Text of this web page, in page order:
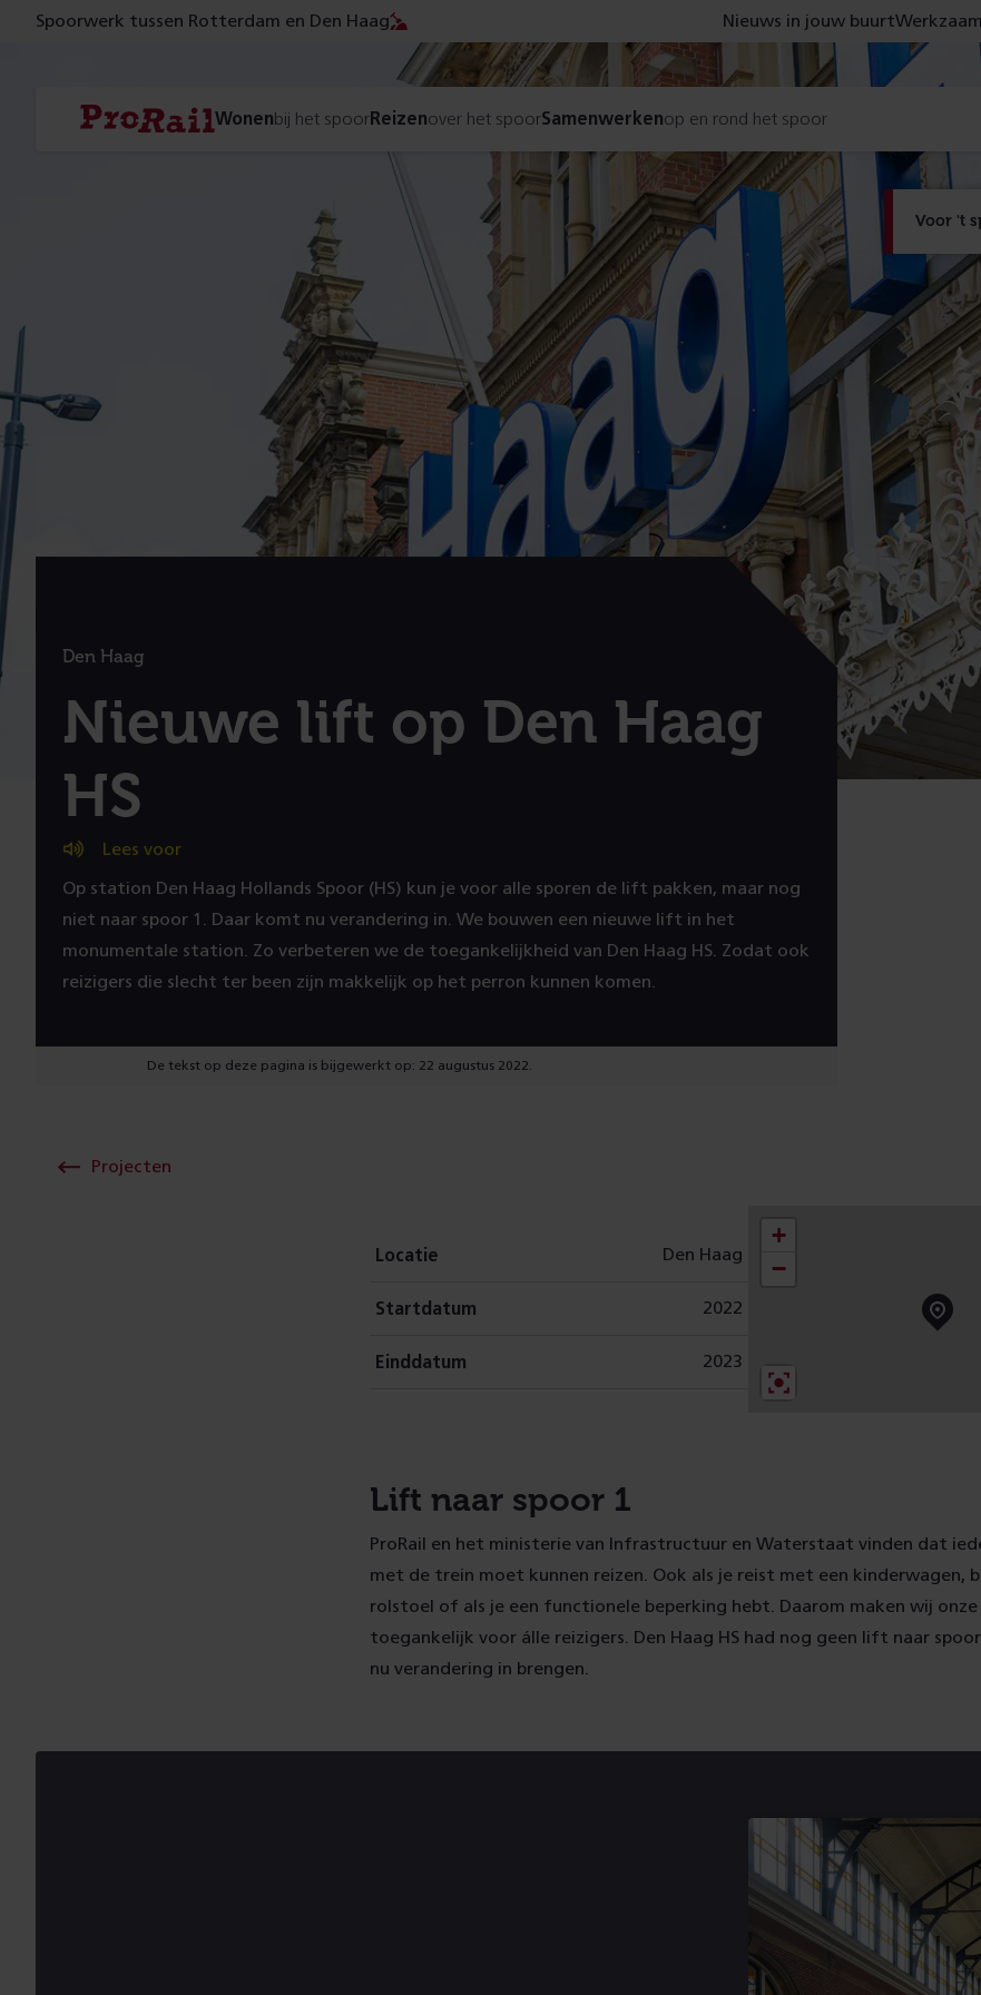
Voor 't
Spoorwerk tussen Rotterdam en Den Haag Nieuws in jouw buurt
Navigatie
Homepage Wonenbij het spoorReizenover het spoorSamenwerkenop en rond het spoor
Den Haag
:
Nieuwe lift op Den Haag
HS
(
P
j
a
Lees voor
Op station Den Haag Hollands Spoor (HS) kun je voor alle sporen de lift pakken, maar nog
niet naar spoor 1. Daar komt nu verandering in. We bouwen een nieuwe lift in het
monumentale station. Zo verbeteren we de toegankelijkheid van Den Haag HS. Zodat ook
reizigers die slecht ter been zijn makkelijk op het perron kunnen komen.
De tekst op deze pagina is bijgewerkt op: 22 augustus 2022.
Projecten
Locatie Den Haag
Startdatum 2022
Einddatum 2023
+
−
Lift naar spoor 1
ProRail en het ministerie van Infrastructuur en Waterstaat vinden dat
met de trein moet kunnen reizen. Ook als je reist met een kinderwagen,
rolstoel of als je een functionele beperking hebt. Daarom maken wij
toegankelijk voor álle reizigers. Den Haag HS had nog geen lift naar
nu verandering in brengen.